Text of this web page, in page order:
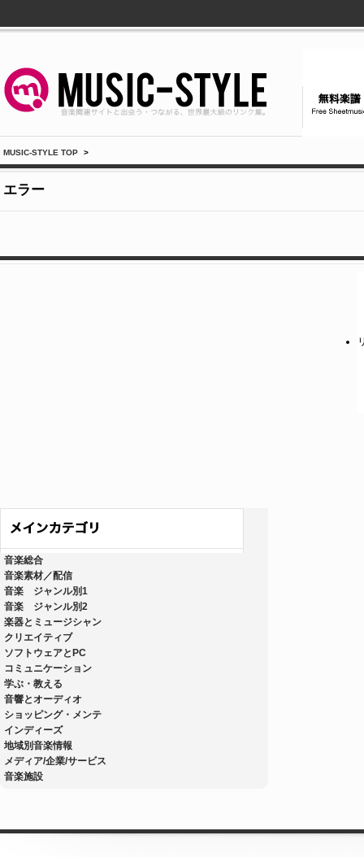
MUSIC-STYLE TOP >
エラー
音楽総合
音楽素材／配信
音楽 ジャンル別1
音楽 ジャンル別2
楽器とミュージシャン
クリエイティブ
ソフトウェアとPC
コミュニケーション
学ぶ・教える
音響とオーディオ
ショッピング・メンテ
インディーズ
地域別音楽情報
メディア/企業/サービス
音楽施設